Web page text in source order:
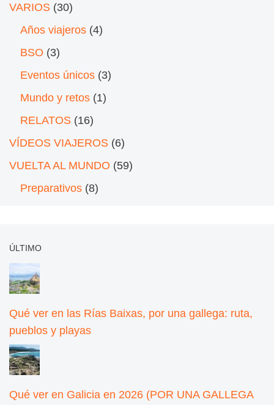
VARIOS (30)
Años viajeros (4)
BSO (3)
Eventos únicos (3)
Mundo y retos (1)
RELATOS (16)
VÍDEOS VIAJEROS (6)
VUELTA AL MUNDO (59)
Preparativos (8)
ÚLTIMO
Qué ver en las Rías Baixas, por una gallega: ruta,
pueblos y playas
Qué ver en Galicia en 2026 (POR UNA GALLEGA